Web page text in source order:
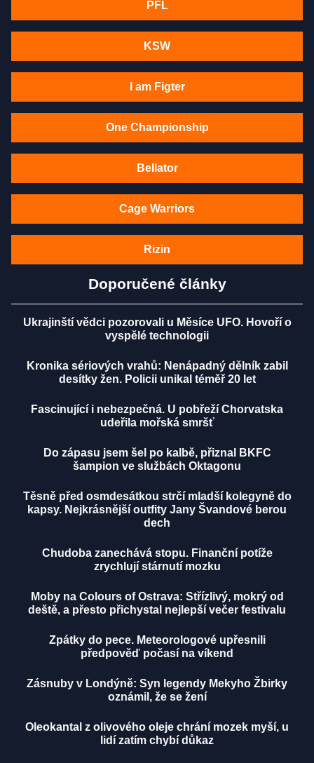
PFL
KSW
I am Figter
One Championship
Bellator
Cage Warriors
Rizin
Doporučené články
Ukrajinští vědci pozorovali u Měsíce UFO. Hovoří o
vyspělé technologii
Kronika sériových vrahů: Nenápadný dělník zabil
desítky žen. Policii unikal téměř 20 let
Fascinující i nebezpečná. U pobřeží Chorvatska
udeřila mořská smršť
Do zápasu jsem šel po kalbě, přiznal BKFC
šampion ve službách Oktagonu
Těsně před osmdesátkou strčí mladší kolegyně do
kapsy. Nejkrásnější outfity Jany Švandové berou
dech
Chudoba zanechává stopu. Finanční potíže
zrychlují stárnutí mozku
Moby na Colours of Ostrava: Střízlivý, mokrý od
deště, a přesto přichystal nejlepší večer festivalu
Zpátky do pece. Meteorologové upřesnili
předpověď počasí na víkend
Zásnuby v Londýně: Syn legendy Mekyho Žbirky
oznámil, že se žení
Oleokantal z olivového oleje chrání mozek myší, u
lidí zatím chybí důkaz